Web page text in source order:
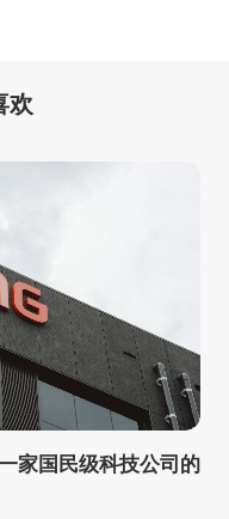
欢
家国民级科技公司的